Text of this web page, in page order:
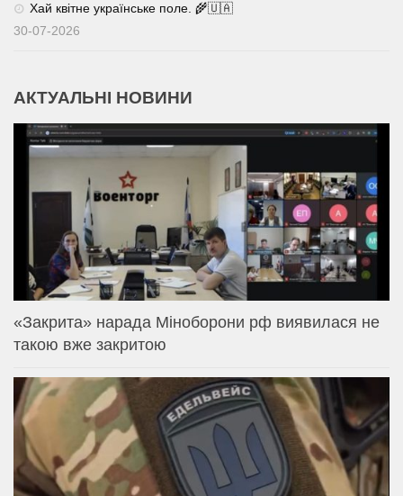
Хай квітне українське поле. 🌾🇺🇦
30-07-2026
АКТУАЛЬНІ НОВИНИ
«Закрита» нарада Міноборони рф виявилася не
такою вже закритою